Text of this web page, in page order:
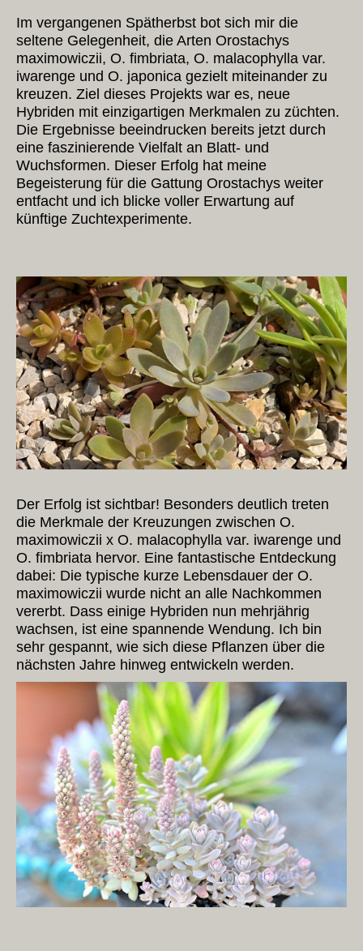
Im vergangenen Spätherbst bot sich mir die
seltene Gelegenheit, die Arten Orostachys
maximowiczii, O. fimbriata, O. malacophylla var.
iwarenge und O. japonica gezielt miteinander zu
kreuzen. Ziel dieses Projekts war es, neue
Hybriden mit einzigartigen Merkmalen zu züchten.
Die Ergebnisse beeindrucken bereits jetzt durch
eine faszinierende Vielfalt an Blatt- und
Wuchsformen. Dieser Erfolg hat meine
Begeisterung für die Gattung Orostachys weiter
entfacht und ich blicke voller Erwartung auf
künftige Zuchtexperimente.
Der Erfolg ist sichtbar! Besonders deutlich treten
die Merkmale der Kreuzungen zwischen O.
maximowiczii x O. malacophylla var. iwarenge und
O. fimbriata hervor. Eine fantastische Entdeckung
dabei: Die typische kurze Lebensdauer der O.
maximowiczii wurde nicht an alle Nachkommen
vererbt. Dass einige Hybriden nun mehrjährig
wachsen, ist eine spannende Wendung. Ich bin
sehr gespannt, wie sich diese Pflanzen über die
nächsten Jahre hinweg entwickeln werden.